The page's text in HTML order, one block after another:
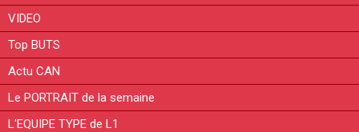
VIDEO
Top BUTS
Actu CAN
Le PORTRAIT de la semaine
L'EQUIPE TYPE de L1